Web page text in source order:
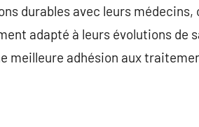
durables avec leurs médecins,
adapté à leurs évolutions
meilleure adhésion aux